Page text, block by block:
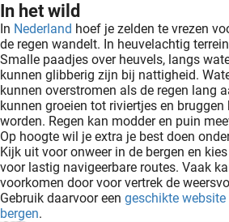
In het wild
In Nederland hoef je zelden te vrezen
de regen wandelt. In heuvelachtig
Smalle paadjes over heuvels, langs
kunnen glibberig zijn bij nattigheid.
kunnen overstromen als de regen lang
kunnen groeien tot riviertjes en
worden. Regen kan modder en puin
Op hoogte wil je extra je best doen
Kijk uit voor onweer in de bergen en
voor lastig navigeerbare routes. Vaak
voorkomen door voor vertrek de
Gebruik daarvoor een geschikte
bergen.